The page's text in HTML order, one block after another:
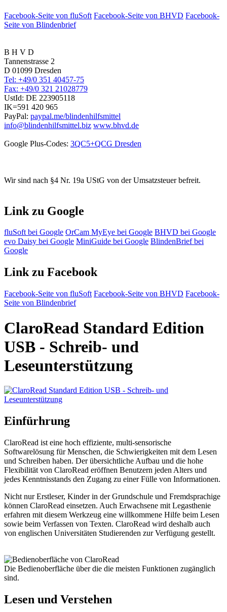
Facebook-Seite von fluSoft Facebook-Seite von BHVD Facebook-
Seite von Blindenbrief
B H V D
Tannenstrasse 2
D 01099 Dresden
Tel: +49/0 351 40457-75
Fax: +49/0 321 21028779
UstId: DE 223905118
IK=591 420 965
PayPal: paypal.me/blindenhilfsmittel
info@blindenhilfsmittel.biz www.bhvd.de
Google Plus-Codes: 3QC5+QCG Dresden
Wir sind nach §4 Nr. 19a UStG von der Umsatzsteuer befreit.
Link zu Google
fluSoft bei Google OrCam MyEye bei Google BHVD bei Google
evo Daisy bei Google MiniGuide bei Google BlindenBrief bei
Google
Link zu Facebook
Facebook-Seite von fluSoft Facebook-Seite von BHVD Facebook-
Seite von Blindenbrief
ClaroRead Standard Edition
USB - Schreib- und
Leseunterstützung
Einfürhrung
ClaroRead ist eine hoch effiziente, multi-sensorische
Softwarelösung für Menschen, die Schwierigkeiten mit dem Lesen
und Schreiben haben. Der übersichtliche Aufbau und die hohe
Flexibilität von ClaroRead eröffnen Benutzern jeden Alters und
jedes Kenntnisstands den Zugang zu einer Fülle von Informationen.
Nicht nur Erstleser, Kinder in der Grundschule und Fremdsprachige
können ClaroRead einsetzen. Auch Erwachsene mit Legasthenie
erfahren mit diesem Werkzeug eine willkommene Hilfe beim Lesen
sowie beim Verfassen von Texten. ClaroRead wird deshalb auch
von englischen Universitäten Studierenden zur Verfügung gestellt.
Die Bedienoberfläche über die die meisten Funktionen zugänglich
sind.
Lesen und Verstehen